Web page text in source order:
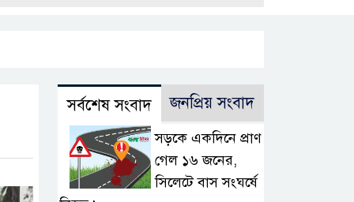
সর্বশেষ সংবাদ জনপ্রিয় সংবাদ
সড়কে একদিনে প্রাণ
গেল ১৬ জনের,
সিলেটে বাস সংঘর্ষে